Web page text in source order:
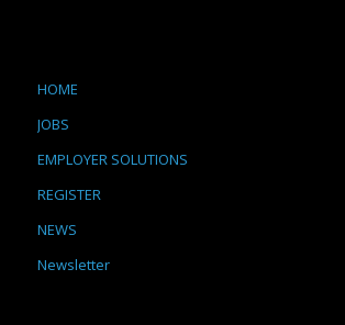
HOME
JOBS
EMPLOYER SOLUTIONS
REGISTER
NEWS
Newsletter